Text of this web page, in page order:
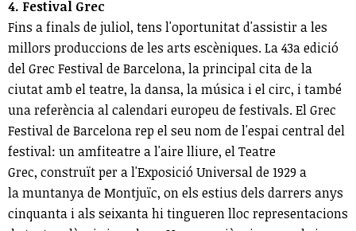
4. Festival Grec
Fins a finals de juliol, tens l'oportunitat d'assistir a les
millors produccions de les arts escèniques. La 43a edició
del Grec Festival de Barcelona, la principal cita de la
ciutat amb el teatre, la dansa, la música i el circ, i també
una referència al calendari europeu de festivals. El Grec
Festival de Barcelona rep el seu nom de l'espai central del
festival: un amfiteatre a l'aire lliure, el Teatre
Grec, construït per a l'Exposició Universal de 1929 a
la muntanya de Montjuïc, on els estius dels darrers anys
cinquanta i als seixanta hi tingueren lloc representacions